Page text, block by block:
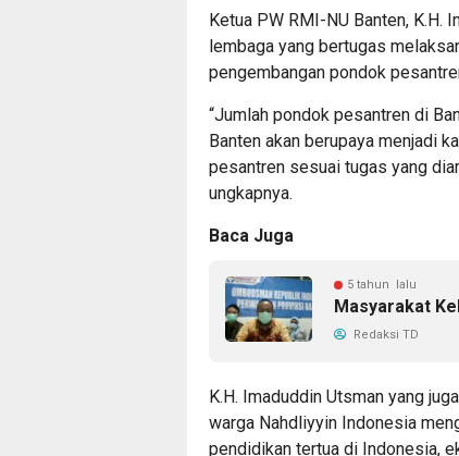
Ketua PW RMI-NU Banten, K.H.
lembaga yang bertugas
pengembangan pondok
“Jumlah pondok pesantren di
Banten akan berupaya menjadi
pesantren sesuai tugas yang
ungkapnya.
Baca Juga
5 tahun lalu
Masyarakat
Redaksi TD
K.H. Imaduddin Utsman yang
warga Nahdliyyin Indonesia
pendidikan tertua di Indonesia,